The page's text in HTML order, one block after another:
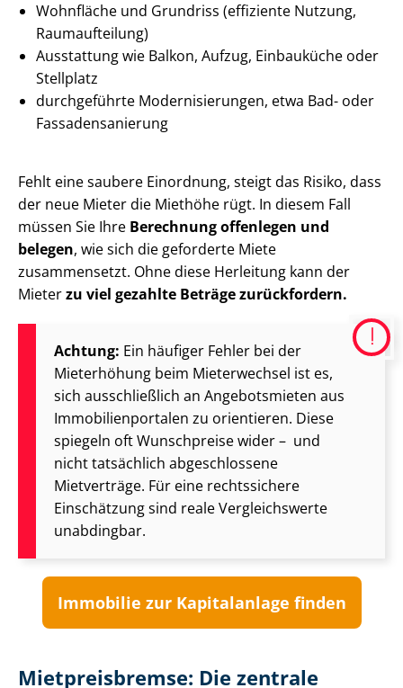
Wohnfläche und Grundriss (effiziente Nutzung,
Raumaufteilung)
Ausstattung wie Balkon, Aufzug, Einbauküche oder
Stellplatz
durchgeführte Mo­der­ni­sie­run­gen, etwa Bad- oder
Fas­sa­den­sa­nie­rung
Fehlt eine saubere Einordnung, steigt das Risiko, dass
der neue Mieter die Miethöhe rügt. In diesem Fall
müssen Sie Ihre Berechnung offenlegen und
belegen, wie sich die geforderte Miete
zusammensetzt. Ohne diese Herleitung kann der
Mieterzu viel gezahlte Beträge zurückfordern.
Achtung: Ein häufiger Fehler bei der
Mieterhöhung beim Mieterwechsel ist es,
sich ausschließlich an Angebotsmieten aus
Im­mo­bi­li­en­por­ta­len zu orientieren. Diese
spiegeln oft Wunschpreise wider – und
nicht tatsächlich abgeschlossene
Mietverträge. Für eine rechtssichere
Einschätzung sind reale Vergleichswerte
unabdingbar.
Immobilie zur Kapitalanlage finden
Mietpreisbremse: Die zentrale